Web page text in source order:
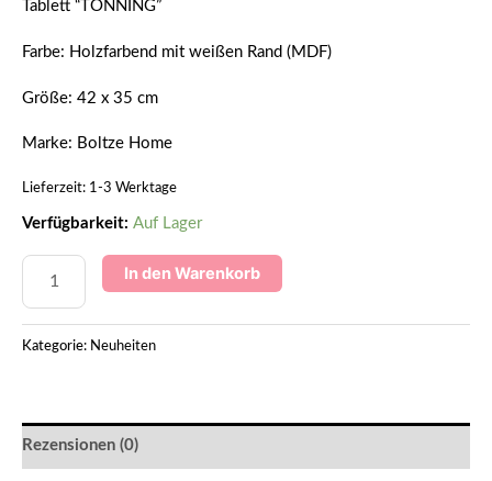
Tablett “TÖNNING”
Farbe: Holzfarbend mit weißen Rand (MDF)
Größe: 42 x 35 cm
Marke: Boltze Home
Lieferzeit: 1-3 Werktage
Verfügbarkeit: Auf Lager
In den Warenkorb
Kategorie: Neuheiten
Rezensionen (0)